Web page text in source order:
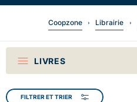
Coopzone Librairie
LIVRES
FILTRER ET TRIER